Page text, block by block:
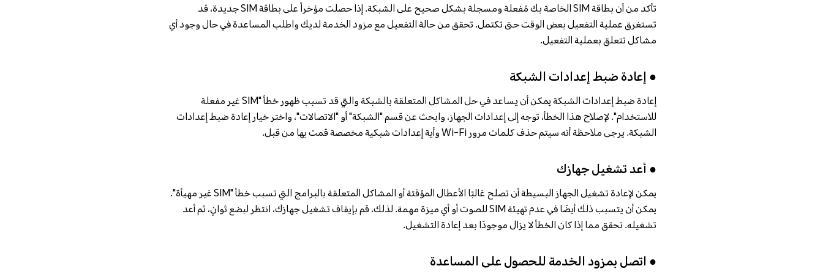
تأكد من أن بطاقة SIM الخاصة بك مُفعلة ومسجلة بشكل صحيح على الشبكة. إذا حصلت مؤخراً على بطاقة SIM جديدة، قد
تستغرق عملية التفعيل بعض الوقت حتى تكتمل. تحقق من حالة التفعيل مع مزود الخدمة لديك واطلب المساعدة في حال وجود أي
مشاكل تتعلق بعملية التفعيل.
● إعادة ضبط إعدادات الشبكة
إعادة ضبط إعدادات الشبكة يمكن أن يساعد في حل المشاكل المتعلقة بالشبكة والتي قد تسبب ظهور خطأ "SIM غير مفعلة
للاستخدام". لإصلاح هذا الخطأ، توجه إلى إعدادات الجهاز، وابحث عن قسم "الشبكة" أو "الاتصالات"، واختر خيار إعادة ضبط إعدادات
الشبكة. يرجى ملاحظة أنه سيتم حذف كلمات مرور Wi-Fi وأية إعدادات شبكية مخصصة قمت بها من قبل.
● أعد تشغيل جهازك
يمكن لإعادة تشغيل الجهاز البسيطة أن تصلح غالبًا الأعطال المؤقتة أو المشاكل المتعلقة بالبرامج التي تسبب خطأ "SIM غير مهيأة".
يمكن أن يتسبب ذلك أيضًا في عدم تهيئة SIM للصوت أو أي ميزة مهمة. لذلك، قم بإيقاف تشغيل جهازك، انتظر لبضع ثوانٍ، ثم أعد
تشغيله. تحقق مما إذا كان الخطأ لا يزال موجودًا بعد إعادة التشغيل.
● اتصل بمزود الخدمة للحصول على المساعدة